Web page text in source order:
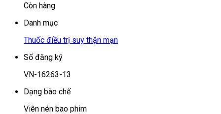
Còn hàng
Danh mục
Thuốc điều trị suy thận mạn
Số đăng ký
VN-16263-13
Dạng bào chế
Viên nén bao phim